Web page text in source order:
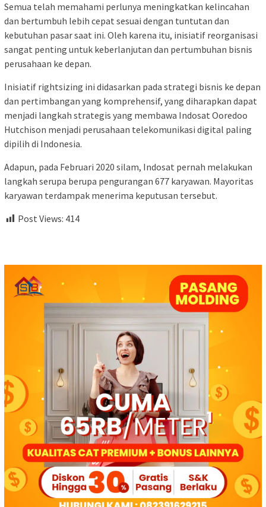
Semua telah memahami perlunya meningkatkan kelincahan
dan bertumbuh lebih cepat sesuai dengan tuntutan dan
kebutuhan pasar saat ini. Oleh karena itu, inisiatif reorganisasi
sangat penting untuk keberlanjutan dan pertumbuhan bisnis
perusahaan ke depan.
Inisiatif rightsizing ini didasarkan pada strategi bisnis ke depan
dan pertimbangan yang komprehensif, yang diharapkan dapat
menjadi langkah strategis yang membawa Indosat Ooredoo
Hutchison menjadi perusahaan telekomunikasi digital paling
dipilih di Indonesia.
Adapun, pada Februari 2020 silam, Indosat pernah melakukan
langkah serupa berupa pengurangan 677 karyawan. Mayoritas
karyawan terdampak menerima keputusan tersebut.
Post Views: 414